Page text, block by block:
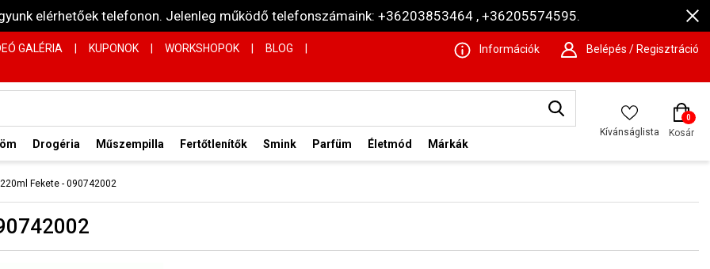
elérhetőek telefonon. Jelenleg működő telefonszámaink: +36203853464 , +36205574595.
GALÉRIA KUPONOK WORKSHOPOK BLOG Információk Belépés / Regisztráció
Drogéria Műszempilla Fertőtlenítők Smink Parfüm Életmód Márkák
Kívánságlista
0
Kosár
Fekete - 090742002